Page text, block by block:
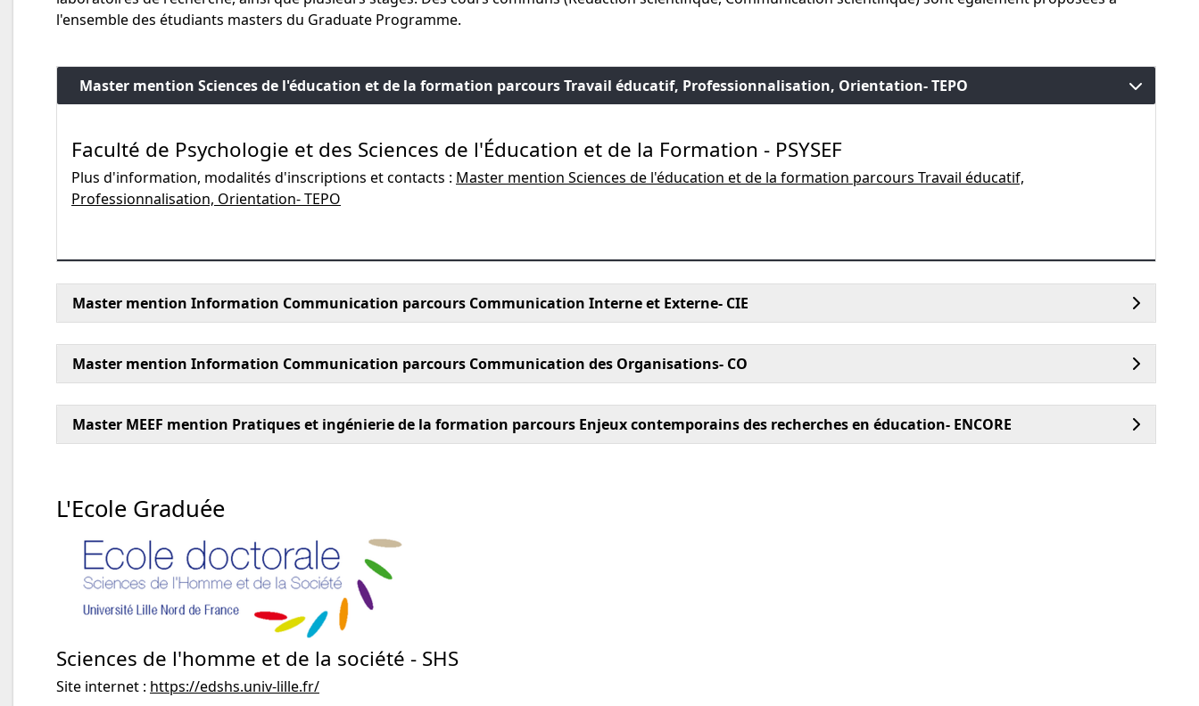
l'ensemble des étudiants masters du Graduate Programme.
Master mention Sciences de l'éducation et de la formation parcours Travail éducatif, Professionnalisation, Orientation- TEPO
Faculté de Psychologie et des Sciences de l'Éducation et de la Formation - PSYSEF
Plus d'information, modalités d'inscriptions et contacts : Master mention Sciences de l'éducation et de la formation parcours Travail éducatif,
Professionnalisation, Orientation- TEPO
Master mention Information Communication parcours Communication Interne et Externe- CIE
Master mention Information Communication parcours Communication des Organisations- CO
Master MEEF mention Pratiques et ingénierie de la formation parcours Enjeux contemporains des recherches en éducation- ENCORE
L'Ecole Graduée
Sciences de l'homme et de la société - SHS
Site internet : https://edshs.univ-lille.fr/